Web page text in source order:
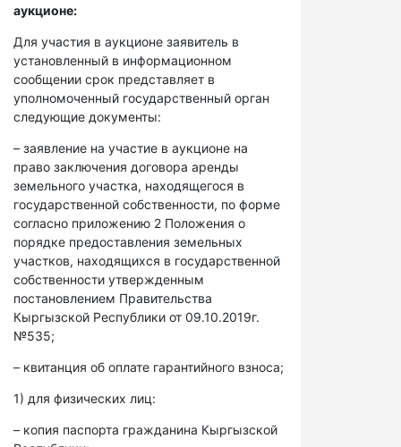
аукционе:
Для участия в аукционе заявитель в
установленный в информационном
сообщении срок представляет в
уполномоченный государственный орган
следующие документы:
– заявление на участие в аукционе на
право заключения договора аренды
земельного участка, находящегося в
государственной собственности, по форме
согласно приложению 2 Положения о
порядке предоставления земельных
участков, находящихся в государственной
собственности утвержденным
постановлением Правительства
Кыргызской Республики от 09.10.2019г.
№535;
– квитанция об оплате гарантийного взноса;
1) для физических лиц:
– копия паспорта гражданина Кыргызской